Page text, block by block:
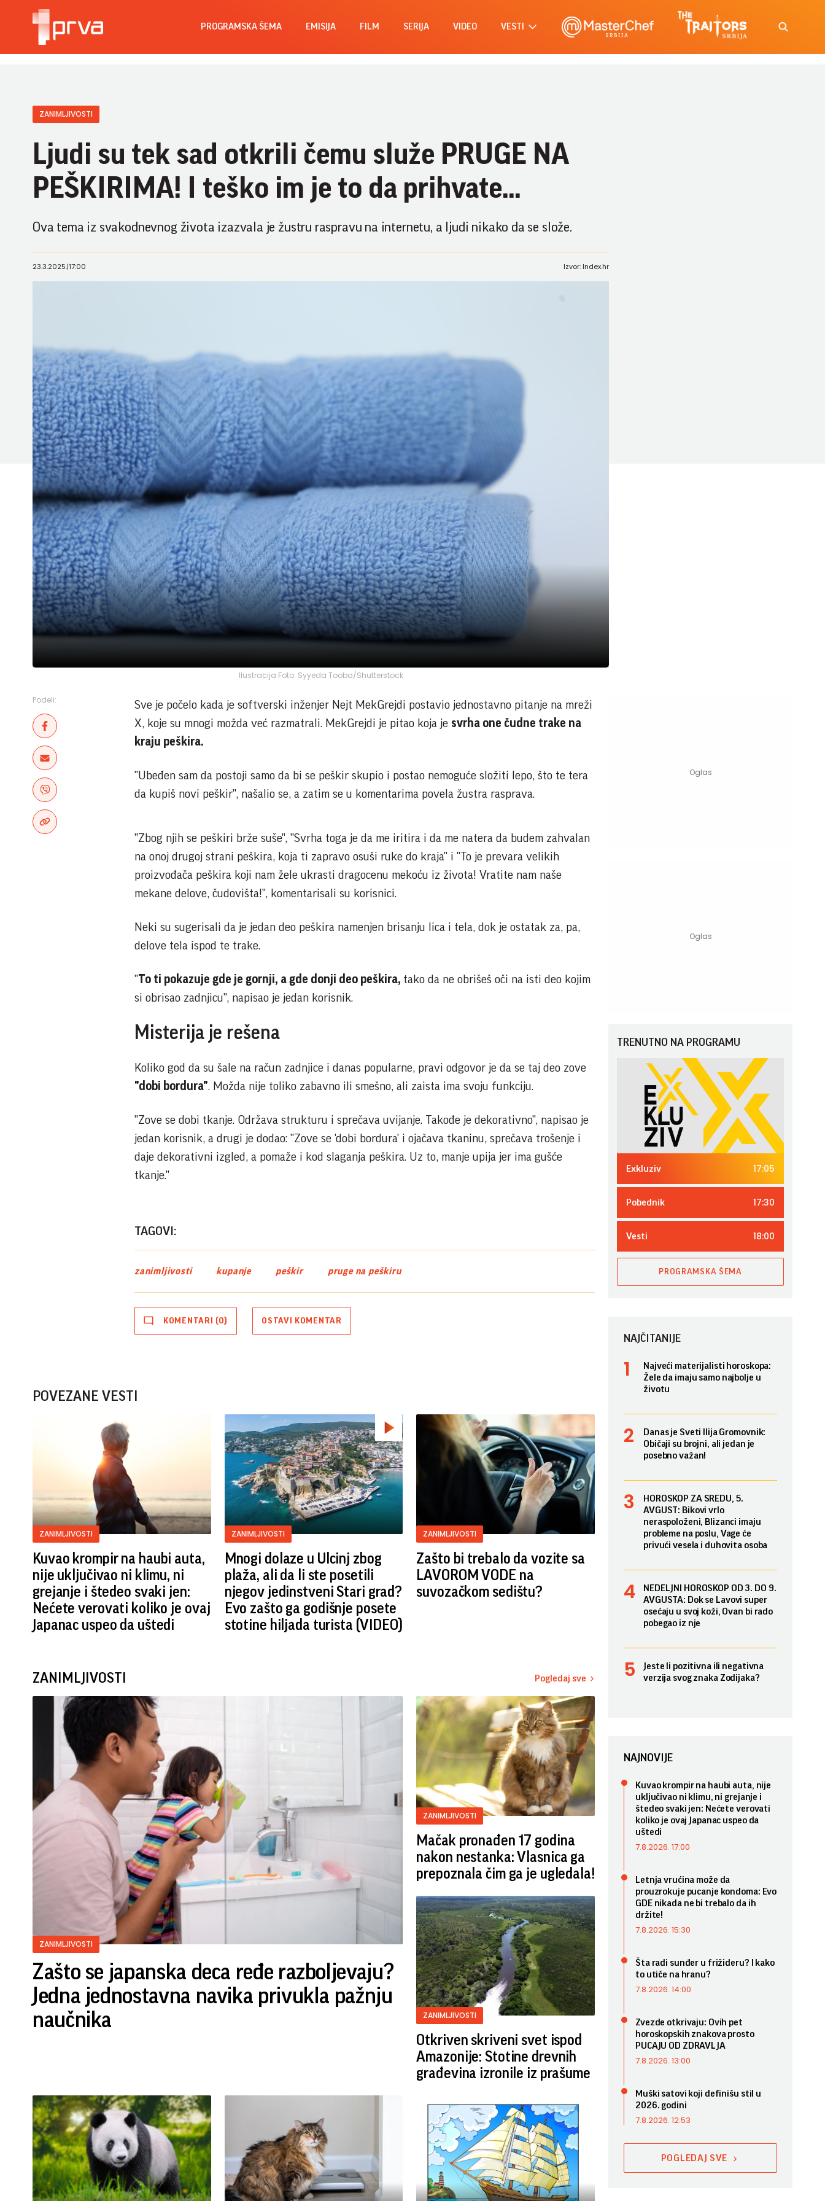
PROGRAMSKA ŠEMA EMISIJA FILM SERIJA VIDEO VESTI
ZANIMLJIVOSTI
Ljudi su tek sad otkrili čemu služe PRUGE NA
PEŠKIRIMA! I teško im je to da prihvate...
Ova tema iz svakodnevnog života izazvala je žustru raspravu na internetu, a ljudi nikako da se slože.
Ilustracija Foto: Syyeda Tooba/Shutterstock
23.3.2025.|17:00 Izvor: Index.hr
Podeli:
Sve je počelo kada je softverski inženjer Nejt MekGrejdi postavio jednostavno pitanje na mreži
X, koje su mnogi možda već razmatrali. MekGrejdi je pitao koja je svrha one čudne trake na
kraju peškira.
"Ubeđen sam da postoji samo da bi se peškir skupio i postao nemoguće složiti lepo, što te tera
da kupiš novi peškir", našalio se, a zatim se u komentarima povela žustra rasprava.
"Zbog njih se peškiri brže suše", "Svrha toga je da me iritira i da me natera da budem zahvalan
na onoj drugoj strani peškira, koja ti zapravo osuši ruke do kraja" i "To je prevara velikih
proizvođača peškira koji nam žele ukrasti dragocenu mekoću iz života! Vratite nam naše
mekane delove, čudovišta!", komentarisali su korisnici.
Neki su sugerisali da je jedan deo peškira namenjen brisanju lica i tela, dok je ostatak za, pa,
delove tela ispod te trake.
"To ti pokazuje gde je gornji, a gde donji deo peškira, tako da ne obrišeš oči na isti deo kojim
si obrisao zadnjicu", napisao je jedan korisnik.
Misterija je rešena
Koliko god da su šale na račun zadnjice i danas popularne, pravi odgovor je da se taj deo zove
"dobi bordura". Možda nije toliko zabavno ili smešno, ali zaista ima svoju funkciju.
"Zove se dobi tkanje. Održava strukturu i sprečava uvijanje. Takođe je dekorativno", napisao je
jedan korisnik, a drugi je dodao: "Zove se 'dobi bordura' i ojačava tkaninu, sprečava trošenje i
daje dekorativni izgled, a pomaže i kod slaganja peškira. Uz to, manje upija jer ima gušće
tkanje."
TAGOVI:
zanimljivosti kupanje peškir pruge na peškiru
KOMENTARI (0) OSTAVI KOMENTAR
POVEZANE VESTI
ZANIMLJIVOSTI
Kuvao krompir na haubi auta,
nije uključivao ni klimu, ni
grejanje i štedeo svaki jen:
Nećete verovati koliko je ovaj
Japanac uspeo da uštedi
ZANIMLJIVOSTI
Mnogi dolaze u Ulcinj zbog
plaža, ali da li ste posetili
njegov jedinstveni Stari grad?
Evo zašto ga godišnje posete
stotine hiljada turista (VIDEO)
ZANIMLJIVOSTI
Zašto bi trebalo da vozite sa
LAVOROM VODE na
suvozačkom sedištu?
ZANIMLJIVOSTI Pogledaj sve
ZANIMLJIVOSTI
Zašto se japanska deca ređe razboljevaju?
Jedna jednostavna navika privukla pažnju
naučnika
ZANIMLJIVOSTI
Mačak pronađen 17 godina
nakon nestanka: Vlasnica ga
prepoznala čim ga je ugledala!
ZANIMLJIVOSTI
Otkriven skriveni svet ispod
Amazonije: Stotine drevnih
građevina izronile iz prašume
TRENUTNO NA PROGRAMU
Exkluziv 17:05
Pobednik 17:30
Vesti 18:00
PROGRAMSKA ŠEMA
NAJČITANIJE
Najveći materijalisti horoskopa:
Žele da imaju samo najbolje u
životu
Danas je Sveti Ilija Gromovnik:
Običaji su brojni, ali jedan je
posebno važan!
HOROSKOP ZA SREDU, 5.
AVGUST: Bikovi vrlo
neraspoloženi, Blizanci imaju
probleme na poslu, Vage će
privući vesela i duhovita osoba
NEDELJNI HOROSKOP OD 3. DO 9.
AVGUSTA: Dok se Lavovi super
osećaju u svoj koži, Ovan bi rado
pobegao iz nje
Jeste li pozitivna ili negativna
verzija svog znaka Zodijaka?
NAJNOVIJE
Kuvao krompir na haubi auta, nije
uključivao ni klimu, ni grejanje i
štedeo svaki jen: Nećete verovati
koliko je ovaj Japanac uspeo da
uštedi
7.8.2026. 17:00
Letnja vrućina može da
prouzrokuje pucanje kondoma: Evo
GDE nikada ne bi trebalo da ih
držite!
7.8.2026. 15:30
Šta radi sunđer u frižideru? I kako
to utiče na hranu?
7.8.2026. 14:00
Zvezde otkrivaju: Ovih pet
horoskopskih znakova prosto
PUCAJU OD ZDRAVLJA
7.8.2026. 13:00
Muški satovi koji definišu stil u
2026. godini
7.8.2026. 12:53
POGLEDAJ SVE